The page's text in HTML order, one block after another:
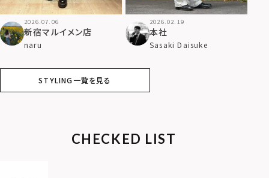
2026.07.06
新宿マルイメン店
naru
2026.02.19
本社
Sasaki Daisuke
STYLING一覧を見る
CHECKED LIST